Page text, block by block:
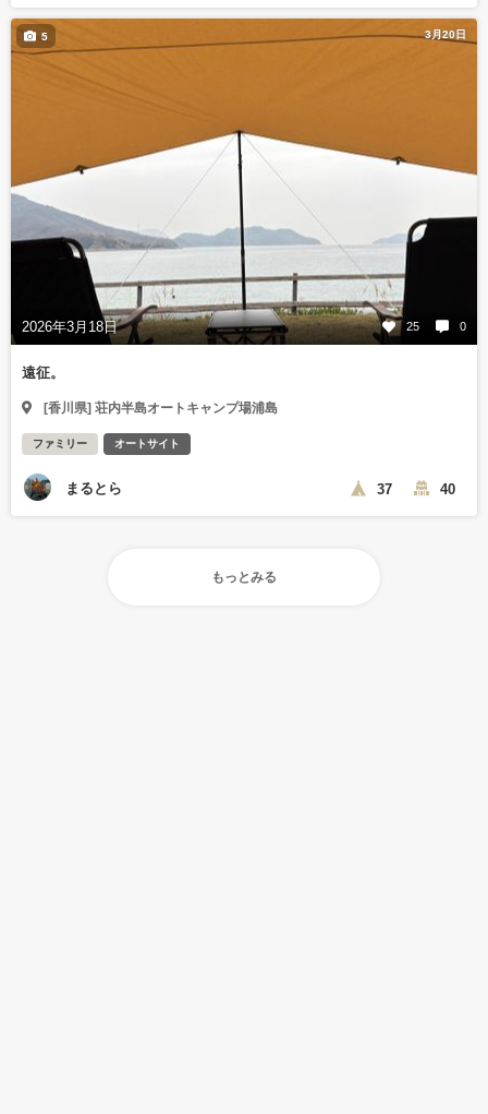
3月20日
2026年3月18日 25 0
5
遠征。
[香川県] 荘内半島オートキャンプ場浦島
ファミリー オートサイト
まるとら 37 40
もっとみる